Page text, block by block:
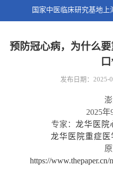
国家中医临床研究基地
预防冠心病，为什么
口
发布日期：2025-
2025年
专家： 龙华医院
龙华医院重症
https://